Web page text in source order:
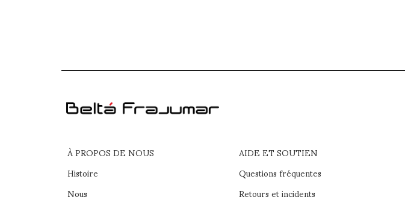
À PROPOS DE NOUS
Histoire
Nous
AIDE ET SOUTIEN
Questions fréquentes
Retours et incidents